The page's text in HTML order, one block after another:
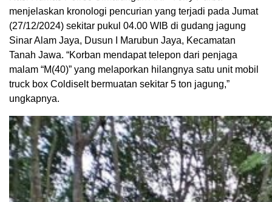
menjelaskan kronologi pencurian yang terjadi pada Jumat
(27/12/2024) sekitar pukul 04.00 WIB di gudang jagung
Sinar Alam Jaya, Dusun I Marubun Jaya, Kecamatan
Tanah Jawa. “Korban mendapat telepon dari penjaga
malam “M(40)” yang melaporkan hilangnya satu unit mobil
truck box Coldiselt bermuatan sekitar 5 ton jagung,”
ungkapnya.